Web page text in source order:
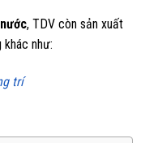
, TDV còn sản xuất
khác như:
trí